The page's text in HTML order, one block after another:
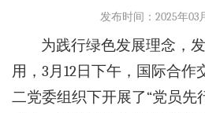
发布时间：2025年03
为践行绿色发展理念，
用，3月12日下午，国际合作
二党委组织下开展了“党员先